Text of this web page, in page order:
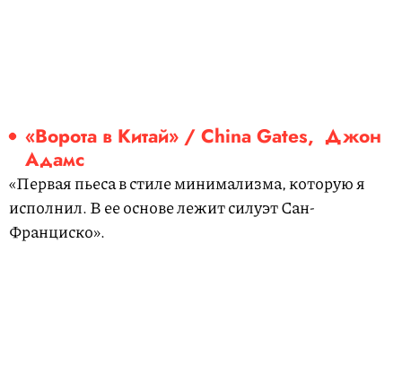
«Ворота в Китай» / China Gates, Джон
Адамс
«Первая пьеса в стиле минимализма, которую я
исполнил. В ее основе лежит силуэт Сан-
Франциско».